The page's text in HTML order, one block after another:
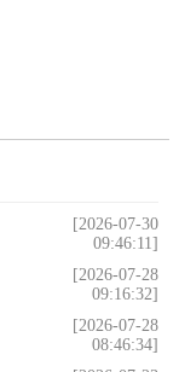
[2026-07-30
09:46:11]
[2026-07-28
09:16:32]
[2026-07-28
08:46:34]